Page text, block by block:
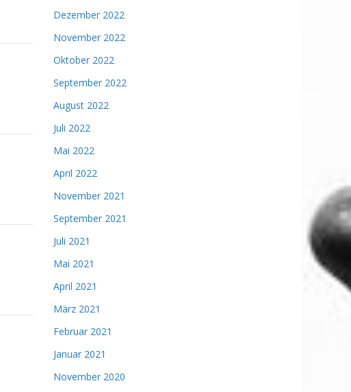
Dezember 2022
November 2022
Oktober 2022
September 2022
August 2022
Juli 2022
Mai 2022
April 2022
November 2021
September 2021
Juli 2021
Mai 2021
April 2021
März 2021
Februar 2021
Januar 2021
November 2020